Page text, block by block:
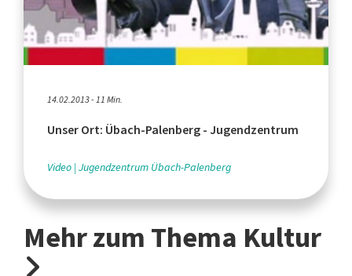
14.02.2013 - 11 Min.
Unser Ort: Übach-Palenberg - Jugendzentrum
Video Jugendzentrum Übach-Palenberg
Mehr zum Thema Kultur